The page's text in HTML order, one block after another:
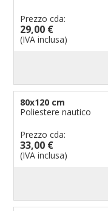
Prezzo cda:
29,00 €
(IVA inclusa)
80x120 cm
Poliestere nautico
Prezzo cda:
33,00 €
(IVA inclusa)